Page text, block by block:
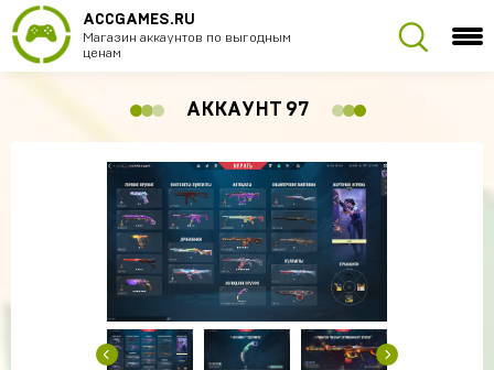
ACCGAMES.RU
Магазин аккаунтов по выгодным
ценам
АККАУНТ 97